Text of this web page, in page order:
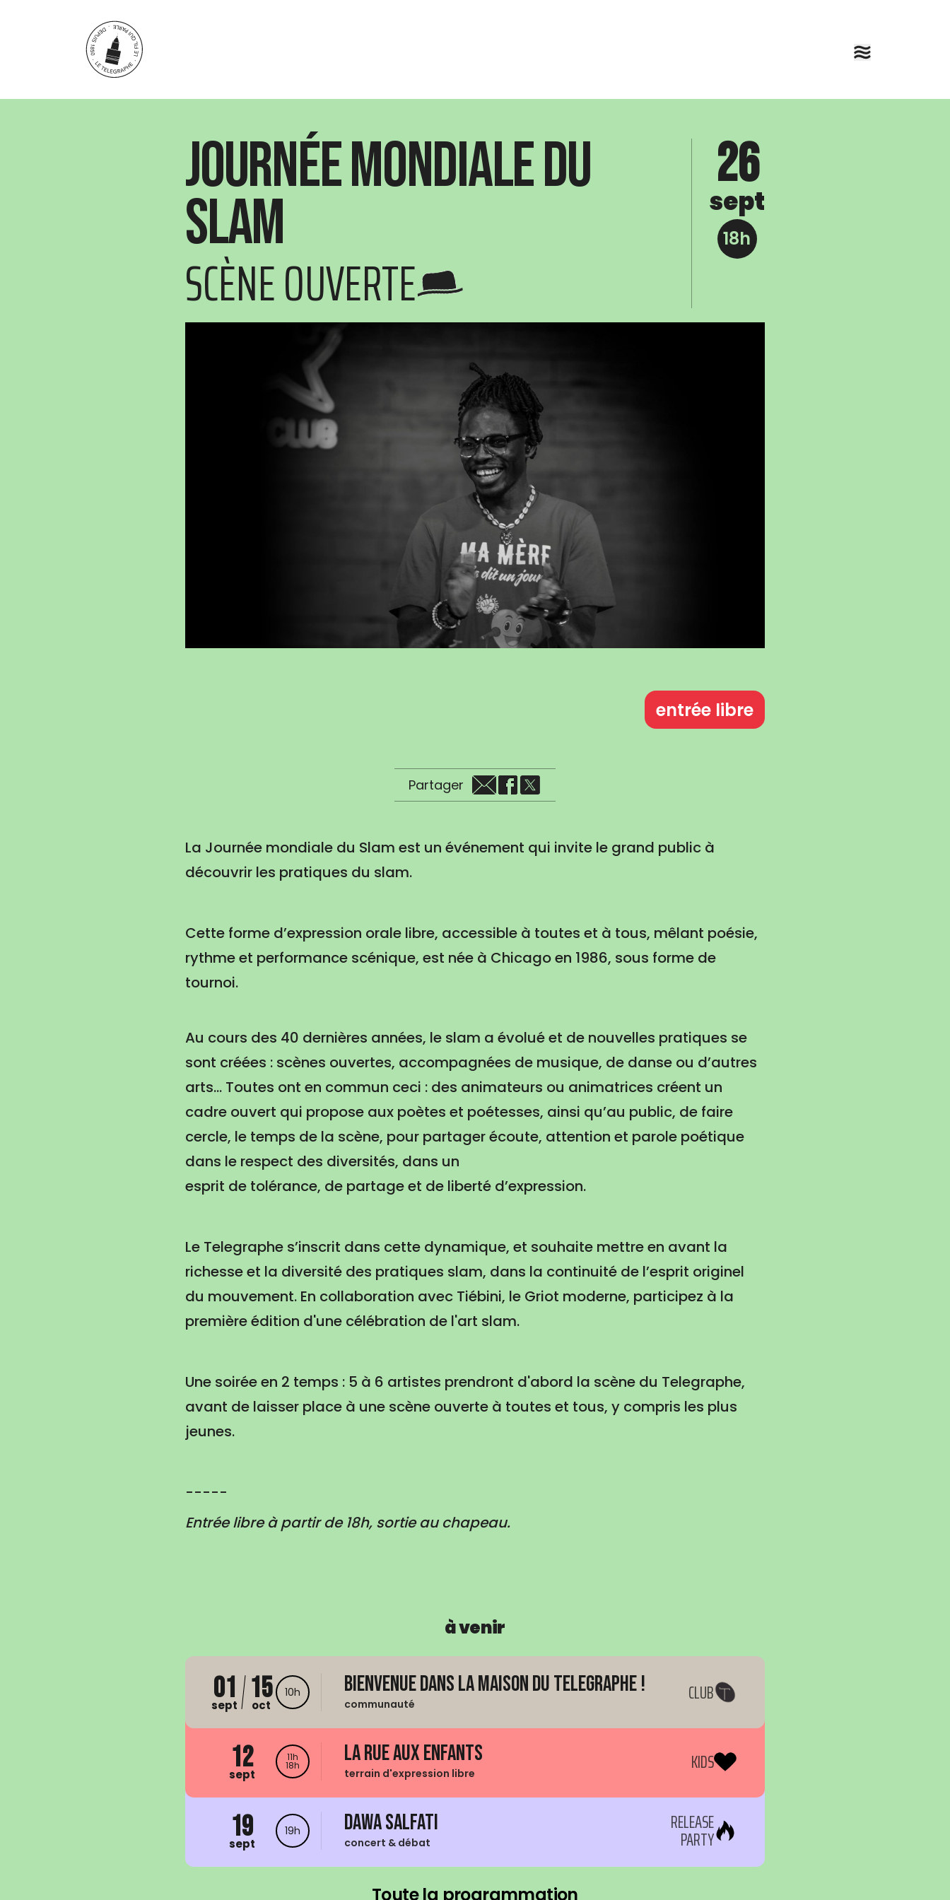
Journée mondiale du
Slam
SCÈNE OUVERTE
26
sept
18h
entrée libre
Partager
La Journée mondiale du Slam est un événement qui invite le grand public à
découvrir les pratiques du slam.
Cette forme d’expression orale libre, accessible à toutes et à tous, mêlant poésie,
rythme et performance scénique, est née à Chicago en 1986, sous forme de
tournoi.
Au cours des 40 dernières années, le slam a évolué et de nouvelles pratiques se
sont créées : scènes ouvertes, accompagnées de musique, de danse ou d’autres
arts... Toutes ont en commun ceci : des animateurs ou animatrices créent un
cadre ouvert qui propose aux poètes et poétesses, ainsi qu’au public, de faire
cercle, le temps de la scène, pour partager écoute, attention et parole poétique
dans le respect des diversités, dans un
esprit de tolérance, de partage et de liberté d’expression.
Le Telegraphe s’inscrit dans cette dynamique, et souhaite mettre en avant la
richesse et la diversité des pratiques slam, dans la continuité de l’esprit originel
du mouvement. En collaboration avec Tiébini, le Griot moderne, participez à la
première édition d'une célébration de l'art slam.
Une soirée en 2 temps : 5 à 6 artistes prendront d'abord la scène du Telegraphe,
avant de laisser place à une scène ouverte à toutes et tous, y compris les plus
jeunes.
-----
Entrée libre à partir de 18h, sortie au chapeau.
à venir
01
sept 15
oct
10h Bienvenue dans La Maison du Telegraphe !
communauté CLUB
12
sept
11h
18h La Rue aux enfants
terrain d'expression libre KIDS
19
sept
19h Dawa Salfati
concert & débat
RELEASE
PARTY
Toute la programmation